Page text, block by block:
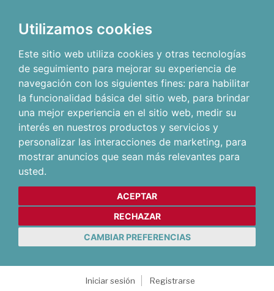
Utilizamos cookies
Este sitio web utiliza cookies y otras tecnologías
de seguimiento para mejorar su experiencia de
navegación con los siguientes fines: para habilitar
la funcionalidad básica del sitio web, para brindar
una mejor experiencia en el sitio web, medir su
interés en nuestros productos y servicios y
personalizar las interacciones de marketing, para
mostrar anuncios que sean más relevantes para
usted.
ACEPTAR
RECHAZAR
CAMBIAR PREFERENCIAS
Iniciar sesión
Registrarse